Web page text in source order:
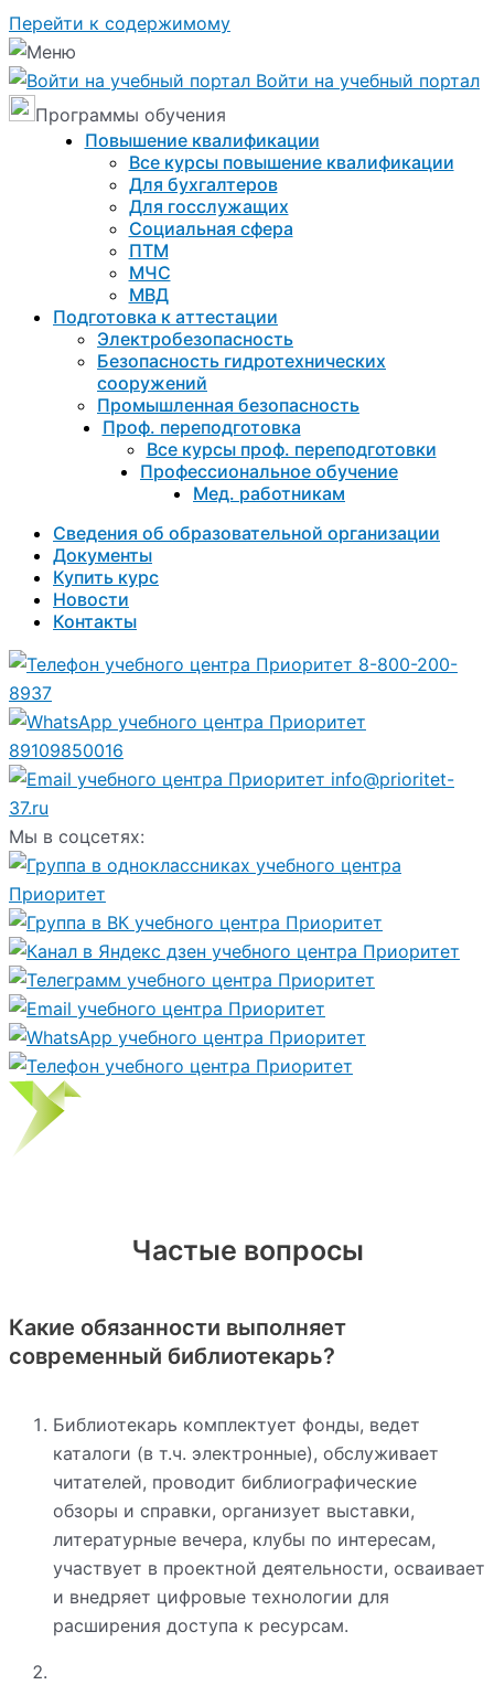
Перейти к содержимому
Войти на учебный портал
Программы обучения
Повышение квалификации
Все курсы повышение квалификации
Для бухгалтеров
Для госслужащих
Социальная сфера
ПТМ
МЧС
МВД
Подготовка к aттестации
Электробезопасность
Безопасность гидротехнических
сооружений
Промышленная безопасность
Проф. переподготовка
Все курсы проф. переподготовки
Профессиональное обучение
Мед. работникам
Сведения об образовательной организации
Документы
Купить курс
Новости
Контакты
8-800-200-
8937
89109850016
info@prioritet-
37.ru
Мы в соцсетях:
Частые вопросы
Какие обязанности выполняет
современный библиотекарь?
Библиотекарь комплектует фонды, ведет
каталоги (в т.ч. электронные), обслуживает
читателей, проводит библиографические
обзоры и справки, организует выставки,
литературные вечера, клубы по интересам,
участвует в проектной деятельности, осваивает
и внедряет цифровые технологии для
расширения доступа к ресурсам.